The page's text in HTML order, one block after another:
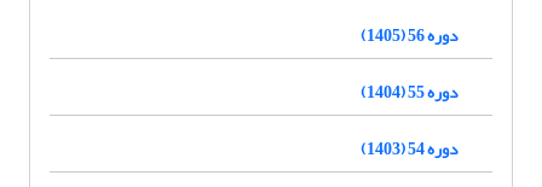
دوره 56 (1405)
دوره 55 (1404)
دوره 54 (1403)